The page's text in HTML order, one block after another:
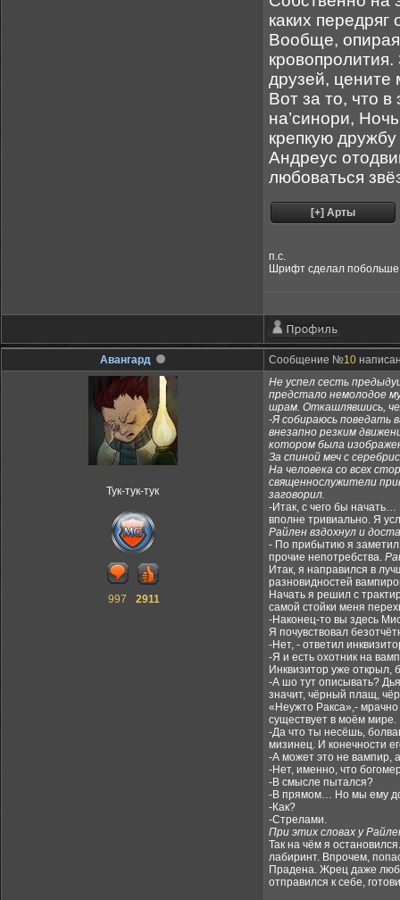
каких
Вообще,
друзей, цените
Вот за то, что
на’синори,
крепкую дружбу
Андреус
любоваться
п.с.
Шрифт сделал побольше,
Авангард Сообщение №10
Тук-тук-тук
997 2911
Не успел сесть
предстало немолодое
шрам. Откашлявшись,
-Я собираюсь поведать
внезапно резким
котором была
За спиной меч с
На человека со всех
священнослужители
заговорил.
-Итак, с чего бы
вполне тривиально. Я
Райлен вздохнул и
- По прибытию я заметил
прочие непотребства.
Итак, я направился в
разновидностей
Начать я решил с
самой стойки меня
-Наконец-то вы здесь
Я почувствовал
-Нет, - ответил
-Я и есть охотник на
Инквизитор уже открыл,
-А шо тут описывать?
значит, чёрный плащ,
«Неужто Ракса»,-
существует в моём мире.
-Да что ты несёшь,
мизинец. И конечности
-А может это не вампир,
-Нет, именно, что
-В смысле пытался?
-В прямом… Но мы ему
-Как?
-Стрелами.
При этих словах у
Так на чём я
лабиринт. Впрочем,
Прадена. Жрец даже
отправился к себе,